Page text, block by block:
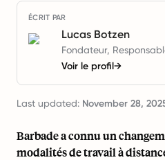
ÉCRIT PAR
Lucas Botzen
Fondateur,
Voir le profil→
Last updated: November 28,
Barbade a connu un
modalités de travail à